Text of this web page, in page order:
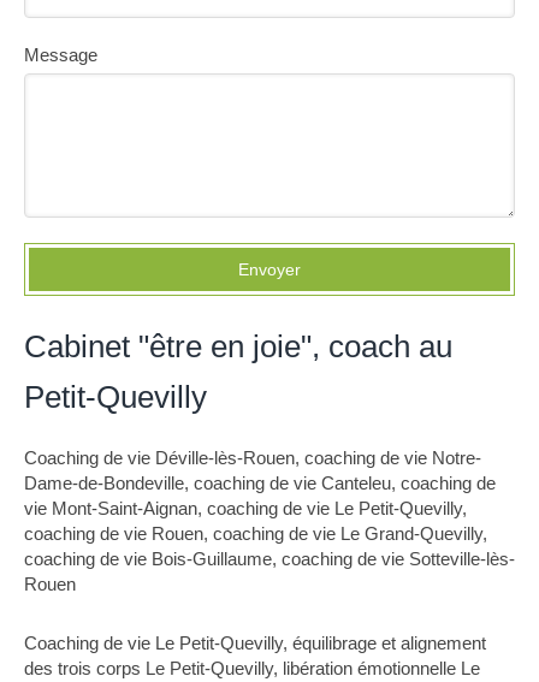
Message
Envoyer
Cabinet "être en joie", coach au
Petit-Quevilly
Coaching de vie Déville-lès-Rouen, coaching de vie Notre-
Dame-de-Bondeville, coaching de vie Canteleu, coaching de
vie Mont-Saint-Aignan, coaching de vie Le Petit-Quevilly,
coaching de vie Rouen, coaching de vie Le Grand-Quevilly,
coaching de vie Bois-Guillaume, coaching de vie Sotteville-lès-
Rouen
Coaching de vie Le Petit-Quevilly, équilibrage et alignement
des trois corps Le Petit-Quevilly, libération émotionnelle Le